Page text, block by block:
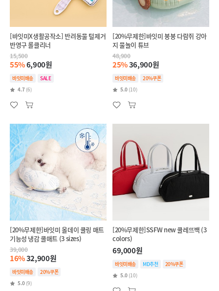
[바잇미X생활공작소] 반려동물 털제거
반영구 롤클리너
15,500
55%6,900원
바잇미배송
SALE
4.7 (6)
[20%무제한]바잇미 붕붕 다람쥐 강아
지 물놀이 튜브
48,900
25%36,900원
바잇미배송
20%쿠폰
5.0 (10)
[20%무제한]바잇미 올데이 쿨링 매트
기능성 냉감 쿨매트 (3 sizes)
39,000
16%32,900원
바잇미배송
20%쿠폰
5.0 (9)
[20%무제한]SSFW new 쿨레뜨백 (3
colors)
69,000원
바잇미배송 MD추천
20%쿠폰
5.0 (10)